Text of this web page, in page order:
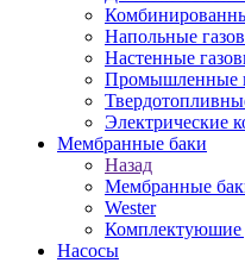
Напольные
Настенные
Промышленные
Электрические
Мембранные баки
Назад
Мембранные
Wester
Комплектуюшие
Насосы